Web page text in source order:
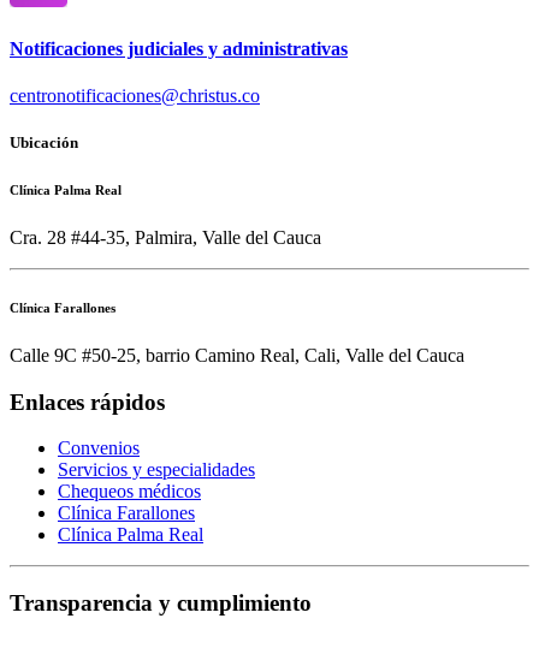
Notificaciones judiciales y administrativas
centronotificaciones@christus.co
Ubicación
Clínica Palma Real
Cra. 28 #44-35, Palmira, Valle del Cauca
Clínica Farallones
Calle 9C #50-25, barrio Camino Real, Cali, Valle del Cauca
Enlaces rápidos
Convenios
Servicios y especialidades
Chequeos médicos
Clínica Farallones
Clínica Palma Real
Transparencia y cumplimiento